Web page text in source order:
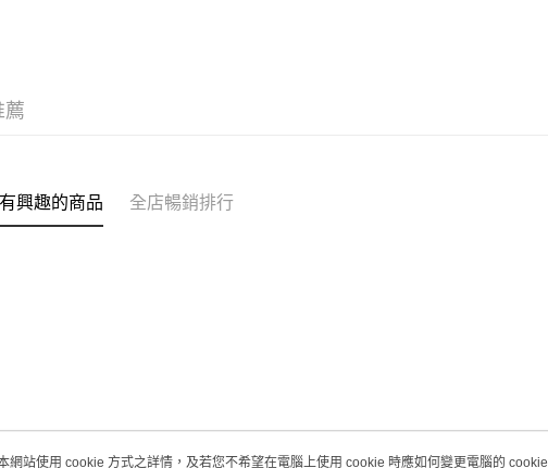
薦
興趣的商品 全店暢銷排行
網站使用 cookie 方式之詳情，及若您不希望在電腦上使用 cookie 時應如何變更電腦的 cookie